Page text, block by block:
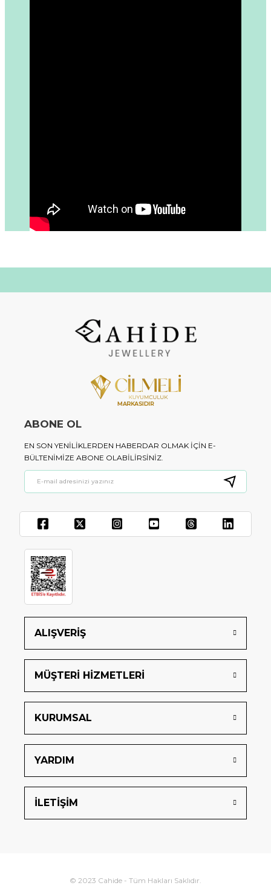
ALIŞVERİŞ
MÜŞTERİ HİZMETLERİ
KURUMSAL
YARDIM
İLETİŞİM
ABONE OL
EN SON YENILIKLERDEN HABERDAR OLMAK IÇIN E-
BÜLTENIMIZE ABONE OLABILIRSINIZ.
© 2023 Cahide - Tüm Hakları Saklıdır.